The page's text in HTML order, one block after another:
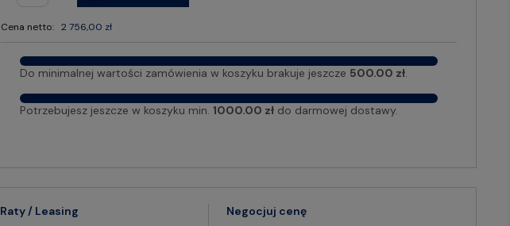
Cena netto: 2 756,00 zł
Do minimalnej wartości zamówienia w koszyku brakuje jeszcze 500.00 zł.
Potrzebujesz jeszcze w koszyku min. 1000.00 złdo darmowej dostawy.
Raty / Leasing
Negocjuj cenę